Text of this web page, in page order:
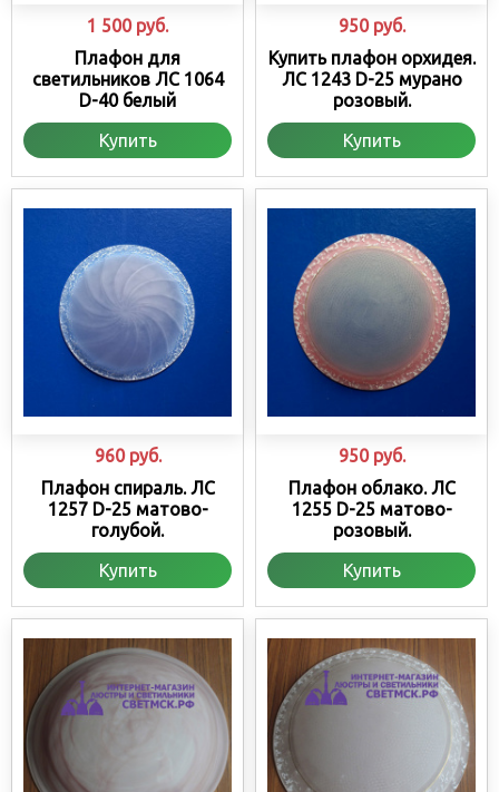
1 500 руб.
Плафон для
светильников ЛС 1064
D-40 белый
Купить
950 руб.
Купить плафон орхидея.
ЛС 1243 D-25 мурано
розовый.
Купить
960 руб.
Плафон спираль. ЛС
1257 D-25 матово-
голубой.
Купить
950 руб.
Плафон облако. ЛС
1255 D-25 матово-
розовый.
Купить